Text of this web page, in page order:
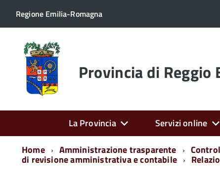
Regione Emilia-Romagna
Torna
alla
home
page Provincia di Reggio
La Provincia Servizi online
Home
Amministrazione trasparente
di revisione amministrativa e contabile